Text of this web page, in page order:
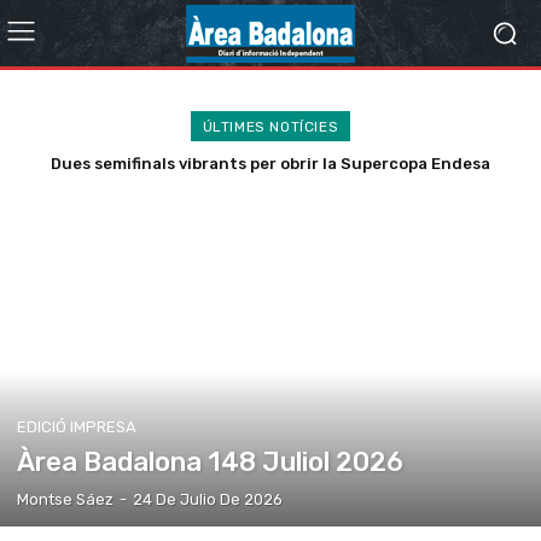
ÚLTIMES NOTÍCIES
Dues semifinals vibrants per obrir la Supercopa Endesa
EDICIÓ IMPRESA
Àrea Badalona 148 Juliol 2026
Montse Sáez - 24 De Julio De 2026